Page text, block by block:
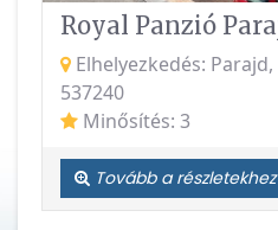
Royal Panzió
Elhelyezkedés:
537240
Minősítés: 3
Tovább a részletekhez